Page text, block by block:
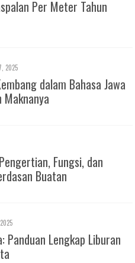
Per Meter Tahun
2025
dalam Bahasa Jawa
Maknanya
Fungsi, dan
Buatan
Panduan Lengkap Liburan